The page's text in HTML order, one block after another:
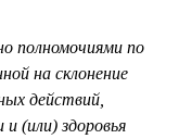
полномочиями по
на склонение
действий,
(или) здоровья